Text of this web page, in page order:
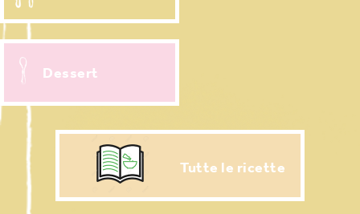
Dessert
Tutte le ricette